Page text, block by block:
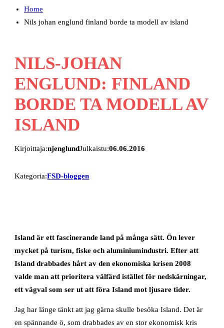
Home
Nils johan englund finland borde ta modell av island
NILS-JOHAN
ENGLUND: FINLAND
BORDE TA MODELL AV
ISLAND
Kirjoittaja:njenglundJulkaistu:06.06.2016
Kategoria:FSD-bloggen
Island är ett fascinerande land på många sätt. Ön lever
mycket på turism, fiske och aluminiumindustri. Efter att
Island drabbades hårt av den ekonomiska krisen 2008
valde man att prioritera välfärd istället för nedskärningar,
ett vägval som ser ut att föra Island mot ljusare tider.
Jag har länge tänkt att jag gärna skulle besöka Island. Det är
en spännande ö, som drabbades av en stor ekonomisk kris